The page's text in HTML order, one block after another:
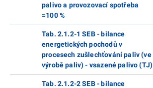
palivo a provozovací spotřeba
=100 %
Tab. 2.1.2-1 SEB - bilance
energetických pochodů v
procesech zušlechťování paliv (ve
výrobě paliv) - vsazené palivo (TJ)
Tab. 2.1.2-2 SEB - bilance